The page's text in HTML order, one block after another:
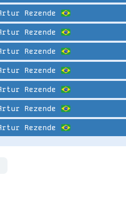
Rezende
Rezende
Rezende
Rezende
Rezende
Rezende
Rezende